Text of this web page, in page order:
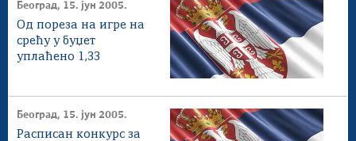
Активности премијера
Активности потпредседника
Активности Владе
Економија
Београд, 15. јун 2005.
Од пореза на игре на
срећу у буџет
уплаћено 1,33
Београд, 15. јун 2005.
Расписан конкурс за